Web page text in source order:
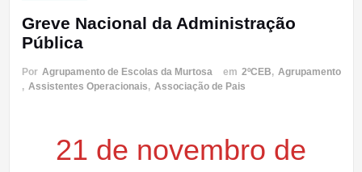
Greve Nacional da Administração
Pública
Por Agrupamento de Escolas da Murtosa em 2ºCEB, Agrupamento
, Assistentes Operacionais, Associação de Pais
21 de novembro de